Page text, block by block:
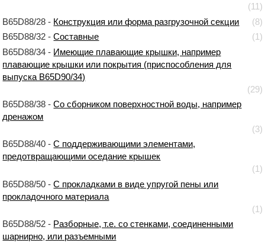
(11)
B65D88/28 - Конструкция или форма разгрузочной секции
(8)
B65D88/32 -Составные
(1)
B65D88/34 - Имеющие плавающие крышки, например
плавающие крышки или покрытия (приспособления для
выпуска B65D90/34)
(29)
B65D88/38 -Со сборником поверхностной воды, например
дренажом
(3)
B65D88/40 -С поддерживающими элементами,
предотвращающими оседание крышек
(1)
B65D88/50 -С прокладками в виде упругой пены или
прокладочного материала
(1)
B65D88/52 - Разборные, т.е. со стенками, соединенными
шарнирно, или разъемными